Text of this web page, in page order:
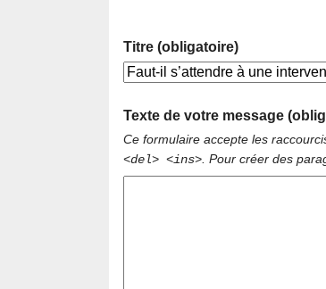
Titre (obligatoire)
Texte de votre message
Ce formulaire accepte les
<del> <ins> . Pour créer des